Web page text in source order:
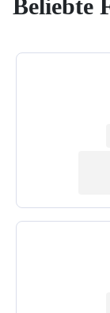
Beliebte